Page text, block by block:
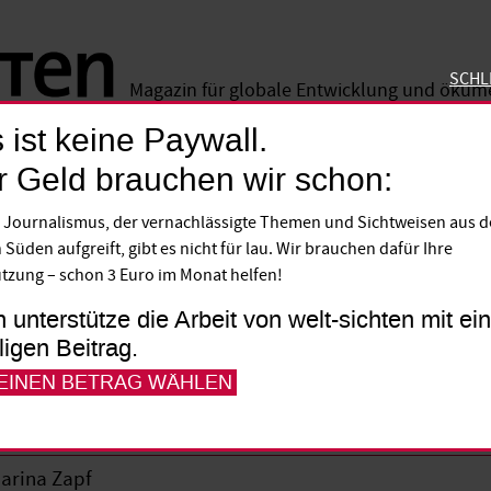
Magazin für globale Entwicklung und
soll praxisnäher werden
April kommen in Brüssel die
Union und Afrikas zusammen. Auch
rückt stärker in den Fokus
erst drei Jahre alte Afrika-Strategie
Zapf
ist keine Paywall.
Geld brauchen wir schon:
Journalismus, der vernachlässigte Themen und Sichtweisen aus
Süden aufgreift, gibt es nicht für lau. Wir brauchen dafür Ihre
– schon 3 Euro im Monat helfen!
unterstütze die Arbeit von welt-sichten mit
Beitrag.
BETRAG WÄHLEN